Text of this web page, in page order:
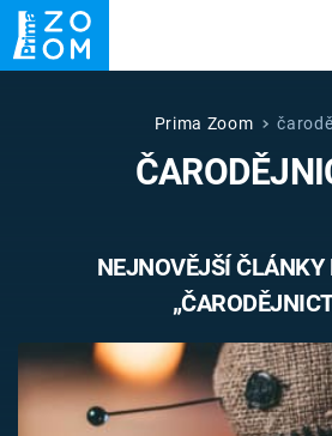
UFO DRUHÁ
VETŘELCI DÁVNOVĚKU
Témata
Prima Zoom
NEJNOVĚJŠÍ ČLÁNKY